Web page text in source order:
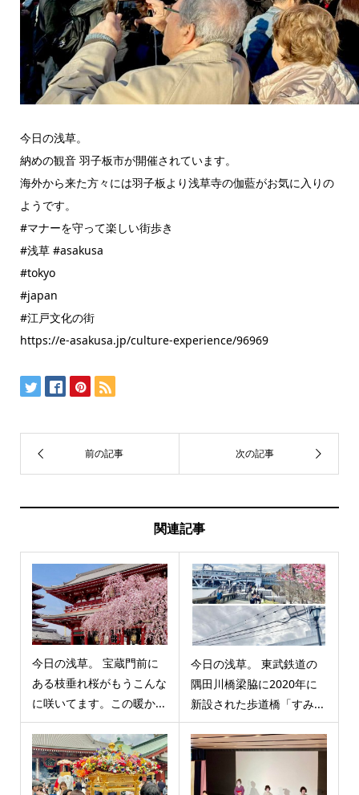
今日の浅草。
納めの観音 羽子板市が開催されています。
海外から来た方々には羽子板より浅草寺の伽藍がお気に入りの
ようです。
#マナーを守って楽しい街歩き
#浅草 #asakusa
#tokyo
#japan
#江戸文化の街
https://e-asakusa.jp/culture-experience/96969
関連記事
今日の浅草。 宝蔵門前に
ある枝垂れ桜がもうこんな
に咲いてます。この暖か...
今日の浅草。 東武鉄道の
隅田川橋梁脇に2020年に
新設された歩道橋「すみ...